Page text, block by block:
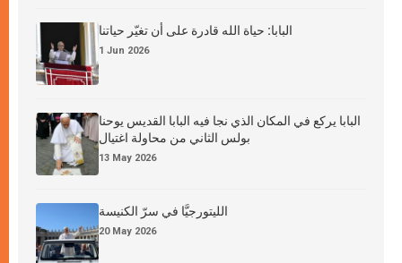
البابا: حياة الله قادرة على أن تغيّر حياتنا
1 Jun 2026
البابا يركع في المكان الذي نجا فيه البابا القديس يوحنا
بولس الثاني من محاولة اغتيال
13 May 2026
الليتورجيَّا في سرّ الكنيسة
20 May 2026